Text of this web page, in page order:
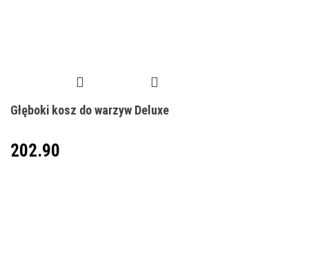
Głęboki kosz do warzyw Deluxe
202.90